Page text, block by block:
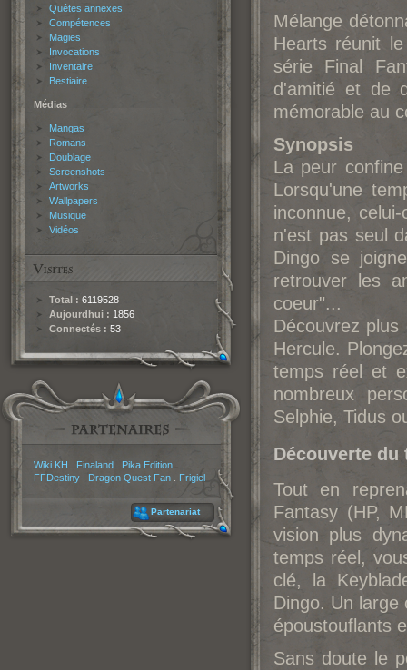
Quêtes annexes
Compétences
Magies
Invocations
Inventaire
Bestiaire
Médias
Mangas
Romans
Doublage
Screenshots
Artworks
Wallpapers
Musique
Vidéos
Total : 6119528
Aujourdhui : 1856
Connectés : 53
Wiki KH Finaland Pika Edition
FFDestiny
Dragon Quest Fan Frigiel
Partenariat
Mélange
Hearts réunit
série Final
d'amitié et de
mémorable au
Synopsis
La peur
Lorsqu'une
inconnue,
n'est pas seul
Dingo se
retrouver les
coeur"...
Découvrez
Hercule.
temps réel et
nombreux
Selphie, Tidus
Découverte du
Tout en
Fantasy (HP,
vision plus
temps réel,
clé, la
Dingo. Un
époustouflants
Sans doute le